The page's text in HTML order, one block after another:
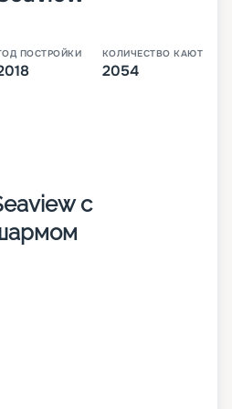
ПОСТРОЙКИ КОЛИЧЕСТВО КАЮТ
2054
с
это второе судно класса
судостроителем
кораблем в мире. На 18-
2 054 каюты разных
разместиться 5 429
MSC Seaview: